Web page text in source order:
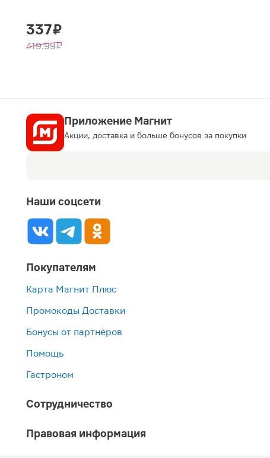
337 ₽
419.99 ₽
Приложение Магнит
Акции, доставка и больше бонусов за покупки
Наши соцсети
Покупателям
Карта Магнит Плюс
Промокоды Доставки
Бонусы от партнёров
Помощь
Гастроном
Сотрудничество
Правовая информация